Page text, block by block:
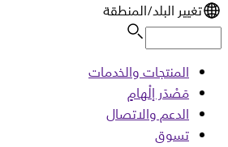
تغيير البلد/المنطقة
المنتجات والخدمات
مَصْدَر إلْهامٍ
الدعم والاتصال
تسوق